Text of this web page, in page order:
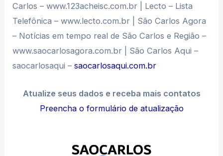
Carlos – www.123acheisc.com.br | Lecto – Lista
Telefônica – www.lecto.com.br | São Carlos Agora
– Notícias em tempo real de São Carlos e Região –
www.saocarlosagora.com.br | São Carlos Aqui –
saocarlosaqui –saocarlosaqui.com.br
Atualize seus dados e receba mais contatos
Preencha o formulário de atualização